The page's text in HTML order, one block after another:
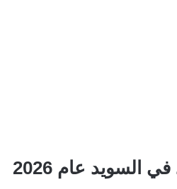
السويد عام 2026